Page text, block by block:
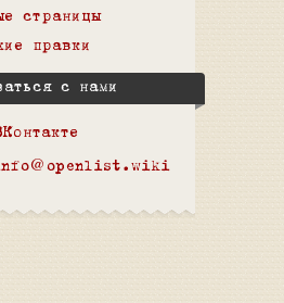
страницы
правки
с нами